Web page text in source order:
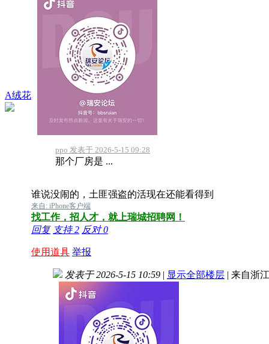
A绒花
ppo 发表于 2026-5-15 09:28
那个厂房是 ...
谁说没闹的，土匪强盗的活现在还能看得到
来自: iPhone客户端
找工作，招人才，就上瑞城招聘网！
回复 支持2 反对0
使用道具 举报
发表于 2026-5-15 10:59 | 显示全部楼层 | 来自浙江